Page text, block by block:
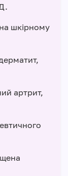
шкірному
артрит,